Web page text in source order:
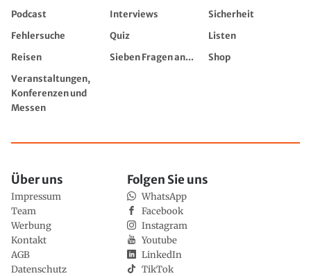
Podcast
Interviews
Sicherheit
Fehlersuche
Quiz
Listen
Reisen
Sieben Fragen an...
Shop
Veranstaltungen,
Konferenzen und
Messen
Über uns
Impressum
Team
Werbung
Kontakt
AGB
Datenschutz
Folgen Sie uns
WhatsApp
Facebook
Instagram
Youtube
LinkedIn
TikTok